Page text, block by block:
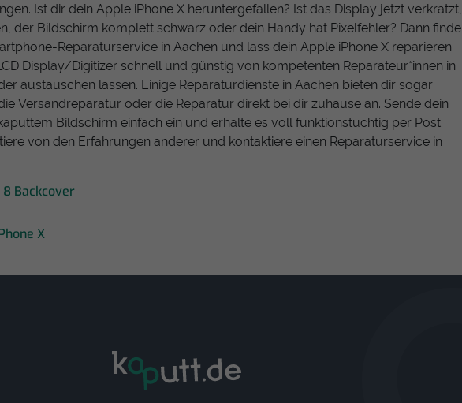
Ist dir dein Apple iPhone X heruntergefallen? Ist das Display jetzt verkratzt,
der Bildschirm komplett schwarz oder dein Handy hat Pixelfehler? Dann finde
Reparaturservice in Aachen und lass dein Apple iPhone X reparieren.
Display/Digitizer schnell und günstig von kompetenten Reparateur*innen in
austauschen lassen. Einige Reparaturdienste in Aachen bieten dir sogar
Versandreparatur oder die Reparatur direkt bei dir zuhause an. Sende dein
Bildschirm einfach ein und erhalte es voll funktionstüchtig per Post
von den Erfahrungen anderer und kontaktiere einen Reparaturservice in
8 Backcover
X